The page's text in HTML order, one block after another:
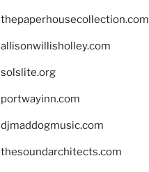
thepaperhousecollection.com
allisonwillisholley.com
solslite.org
portwayinn.com
djmaddogmusic.com
thesoundarchitects.com